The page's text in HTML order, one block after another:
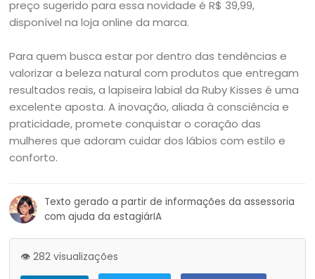
preço sugerido para essa novidade é R$ 39,99,
disponível na loja online da marca.
Para quem busca estar por dentro das tendências e
valorizar a beleza natural com produtos que entregam
resultados reais, a lapiseira labial da Ruby Kisses é uma
excelente aposta. A inovação, aliada à consciência e
praticidade, promete conquistar o coração das
mulheres que adoram cuidar dos lábios com estilo e
conforto.
Texto gerado a partir de informações da assessoria
com ajuda da estagiárIA
👁️ 282 visualizações